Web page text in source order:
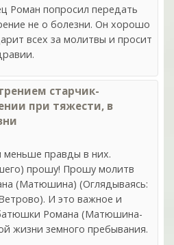
Роман попросил передать
не о болезни. Он хорошо
всех за молитвы и просит
старчик-
при тяжести, в
правды в них.
прошу! Прошу молитв
(Матюшина) (Оглядываясь:
И это важное и
Романа (Матюшина-
жизни земного пребывания.